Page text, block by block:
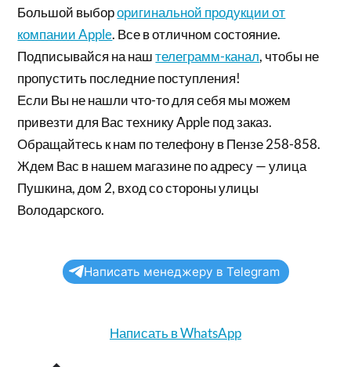
Большой выбороригинальной продукции от
компании Apple. Все в отличном состояние.
Подписывайся на наштелеграмм-канал, чтобы не
пропустить последние поступления!
Если Вы не нашли что-то для себя мы можем
привезти для Вас технику Apple под заказ.
Обращайтесь к нам по телефону в Пензе 258-858.
Ждем Вас в нашем магазине по адресу — улица
Пушкина, дом 2, вход со стороны улицы
Володарского.
Написать менеджеру в Telegram
Написать в WhatsApp